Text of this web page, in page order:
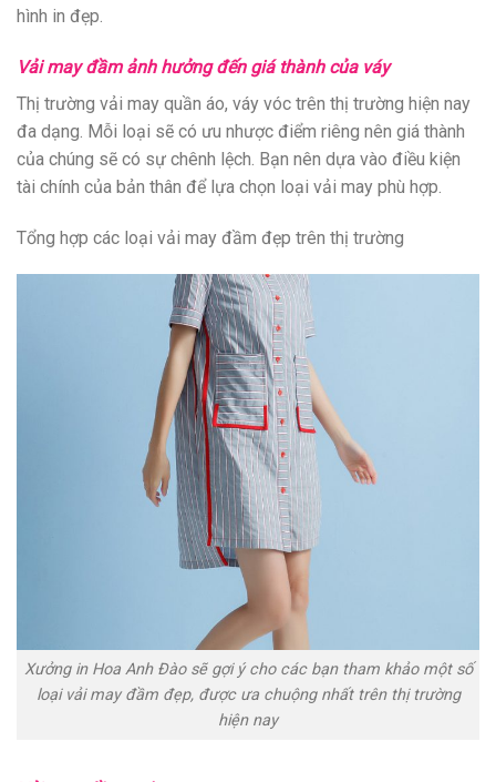
hình in đẹp.
Vải may đầm ảnh hưởng đến giá thành của váy
Thị trường vải may quần áo, váy vóc trên thị trường hiện nay
đa dạng. Mỗi loại sẽ có ưu nhược điểm riêng nên giá thành
của chúng sẽ có sự chênh lệch. Bạn nên dựa vào điều kiện
tài chính của bản thân để lựa chọn loại vải may phù hợp.
Tổng hợp các loại vải may đầm đẹp trên thị trường
Xưởng in Hoa Anh Đào sẽ gợi ý cho các bạn tham khảo một số
loại vải may đầm đẹp, được ưa chuộng nhất trên thị trường
hiện nay